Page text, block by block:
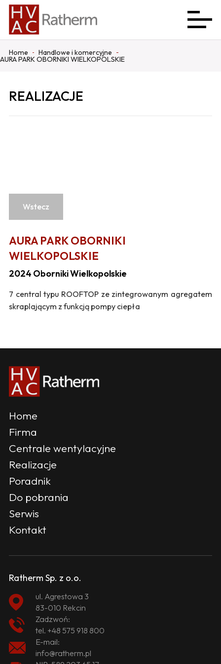
Home Handlowe i komercyjne
AURA PARK OBORNIKI WIELKOPOLSKIE
REALIZACJE
Wstecz
AURA PARK OBORNIKI
WIELKOPOLSKIE
2024 Oborniki Wielkopolskie
7 central typu ROOFTOP ze zintegrowanym agregatem
skraplającym z funkcją pompy ciepła
Home
Firma
Centrale wentylacyjne
Realizacje
Poradnik
Do pobrania
Serwis
Kontakt
Ratherm Sp. z o.o.
ul. Agrestowa 3
83-010 Rekcin
Zadzwoń:
tel. +48 575 918 800
E-mail:
info@ratherm.pl